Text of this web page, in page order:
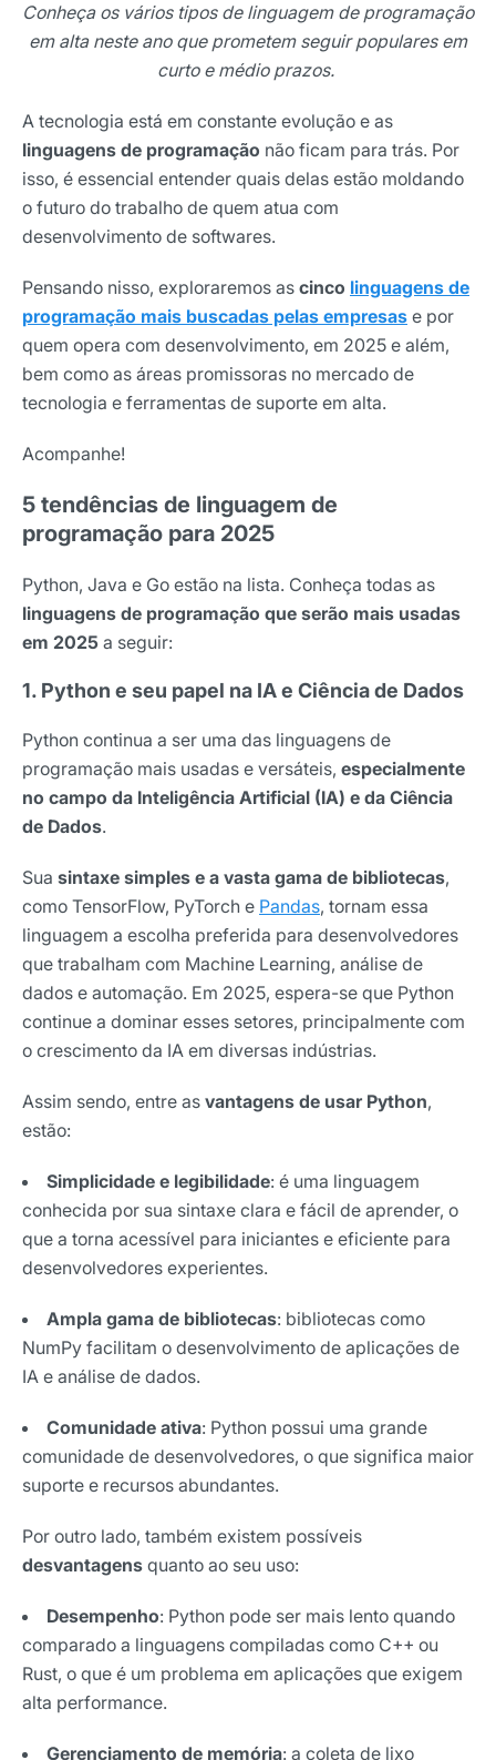
Conheça os vários tipos de linguagem de programação
em alta neste ano que prometem seguir populares em
curto e médio prazos.
A tecnologia está em constante evolução e as
linguagens de programação não ficam para trás. Por
isso, é essencial entender quais delas estão moldando
o futuro do trabalho de quem atua com
desenvolvimento de softwares.
Pensando nisso, exploraremos as cinco linguagens de
programação mais buscadas pelas empresas e por
quem opera com desenvolvimento, em 2025 e além,
bem como as áreas promissoras no mercado de
tecnologia e ferramentas de suporte em alta.
Acompanhe!
5 tendências de linguagem de
programação para 2025
Python, Java e Go estão na lista. Conheça todas as
linguagens de programação que serão mais usadas
em 2025 a seguir:
1. Python e seu papel na IA e Ciência de Dados
Python continua a ser uma das linguagens de
programação mais usadas e versáteis, especialmente
no campo da Inteligência Artificial (IA) e da Ciência
de Dados.
Sua sintaxe simples e a vasta gama de bibliotecas,
como TensorFlow, PyTorch e Pandas, tornam essa
linguagem a escolha preferida para desenvolvedores
que trabalham com Machine Learning, análise de
dados e automação. Em 2025, espera-se que Python
continue a dominar esses setores, principalmente com
o crescimento da IA em diversas indústrias.
Assim sendo, entre as vantagens de usar Python,
estão:
Simplicidade e legibilidade: é uma linguagem
conhecida por sua sintaxe clara e fácil de aprender, o
que a torna acessível para iniciantes e eficiente para
desenvolvedores experientes.
Ampla gama de bibliotecas: bibliotecas como
NumPy facilitam o desenvolvimento de aplicações de
IA e análise de dados.
Comunidade ativa: Python possui uma grande
comunidade de desenvolvedores, o que significa maior
suporte e recursos abundantes.
Por outro lado, também existem possíveis
desvantagens quanto ao seu uso:
Desempenho: Python pode ser mais lento quando
comparado a linguagens compiladas como C++ ou
Rust, o que é um problema em aplicações que exigem
alta performance.
Gerenciamento de memória: a coleta de lixo